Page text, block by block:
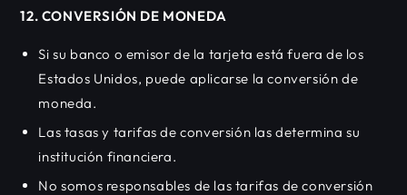
12. CONVERSIÓN DE MONEDA
Si su banco o emisor de la tarjeta está fuera de los
Estados Unidos, puede aplicarse la conversión de
moneda.
Las tasas y tarifas de conversión las determina su
institución financiera.
No somos responsables de las tarifas de conversión